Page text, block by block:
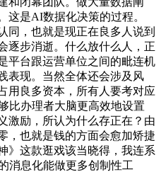
这是AI数据化决策的过程。
同，也就是现正在良多人说到
逐步消逝。什么放什么人，正
平台跟运营单位之间的毗连机
表现。当然全体还会涉及风
用良多资本，所有人要考对应
比办理者大脑更高效地设置
激励，所认为什么存正在？由
，也就是钱的方面会愈加矫捷
》这款逛戏该当晓得，我连系
消息化能做更多创制性工